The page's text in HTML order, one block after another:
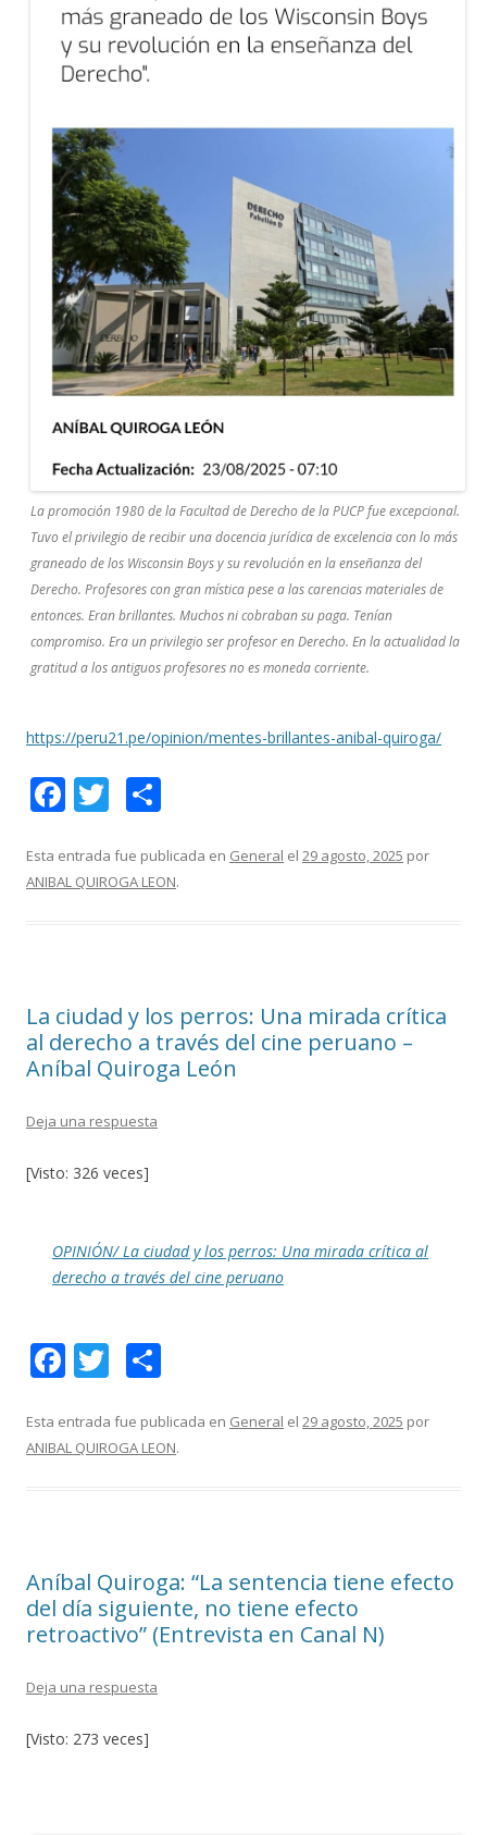
La promoción 1980 de la Facultad de Derecho de la PUCP fue excepcional.
Tuvo el privilegio de recibir una docencia jurídica de excelencia con lo más
graneado de los Wisconsin Boys y su revolución en la enseñanza del
Derecho. Profesores con gran mística pese a las carencias materiales de
entonces. Eran brillantes. Muchos ni cobraban su paga. Tenían
compromiso. Era un privilegio ser profesor en Derecho. En la actualidad la
gratitud a los antiguos profesores no es moneda corriente.
https://peru21.pe/opinion/mentes-brillantes-anibal-quiroga/
F
e
b
k
T
itt
er
m
p
r
Esta entrada fue publicada en General el 29 agosto, 2025 por
ANIBAL QUIROGA LEON.
La ciudad y los perros: Una mirada crítica
al derecho a través del cine peruano –
Aníbal Quiroga León
Deja una respuesta
[Visto: 326 veces]
OPINIÓN/ La ciudad y los perros: Una mirada crítica al
derecho a través del cine peruano
F
e
b
k
T
itt
er
m
p
r
Esta entrada fue publicada en General el 29 agosto, 2025 por
ANIBAL QUIROGA LEON.
Aníbal Quiroga: “La sentencia tiene efecto
del día siguiente, no tiene efecto
retroactivo” (Entrevista en Canal N)
Deja una respuesta
[Visto: 273 veces]